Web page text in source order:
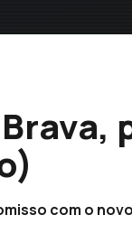
com o